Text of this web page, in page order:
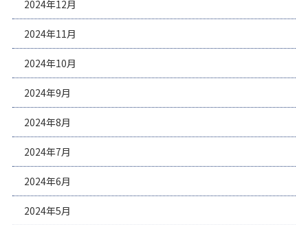
2024年12月
2024年11月
2024年10月
2024年9月
2024年8月
2024年7月
2024年6月
2024年5月